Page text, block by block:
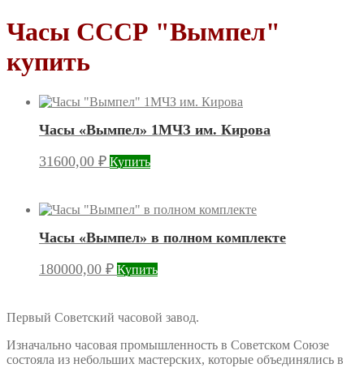
Часы СССР "Вымпел"
купить
Часы «Вымпел» 1МЧЗ им. Кирова
31600,00 ₽ Купить
Часы «Вымпел» в полном комплекте
180000,00 ₽ Купить
Первый Советский часовой завод.
Изначально часовая промышленность в Советском Союзе
состояла из небольших мастерских, которые объединялись в